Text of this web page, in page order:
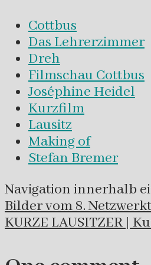
Cottbus
Das Lehrerzimmer
Dreh
Filmschau Cottbus
Joséphine Heidel
Kurzfilm
Lausitz
Making of
Stefan Bremer
Navigation innerhalb
Bilder vom 8.
KURZE LAUSITZER |